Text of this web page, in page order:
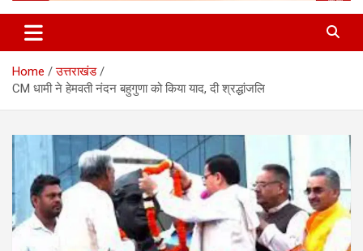
Home
उत्तराखंड
CM धामी ने हेमवती नंदन बहुगुणा को किया याद, दी श्रद्धांजलि